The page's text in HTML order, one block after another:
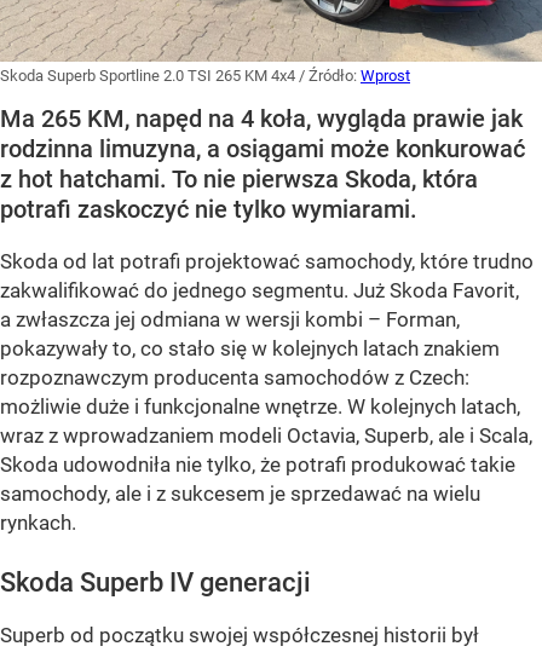
Skoda Superb Sportline 2.0 TSI 265 KM 4x4 / Źródło: Wprost
Ma 265 KM, napęd na 4 koła, wygląda prawie jak
rodzinna limuzyna, a osiągami może konkurować
z hot hatchami. To nie pierwsza Skoda, która
potrafi zaskoczyć nie tylko wymiarami.
Skoda od lat potrafi projektować samochody, które trudno
zakwalifikować do jednego segmentu. Już Skoda Favorit,
a zwłaszcza jej odmiana w wersji kombi – Forman,
pokazywały to, co stało się w kolejnych latach znakiem
rozpoznawczym producenta samochodów z Czech:
możliwie duże i funkcjonalne wnętrze. W kolejnych latach,
wraz z wprowadzaniem modeli Octavia, Superb, ale i Scala,
Skoda udowodniła nie tylko, że potrafi produkować takie
samochody, ale i z sukcesem je sprzedawać na wielu
rynkach.
Skoda Superb IV generacji
Superb od początku swojej współczesnej historii był